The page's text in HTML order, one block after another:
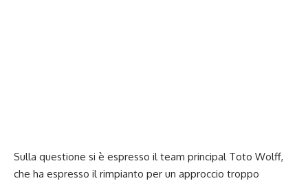
Sulla questione si è espresso il team principal Toto Wolff,
che ha espresso il rimpianto per un approccio troppo